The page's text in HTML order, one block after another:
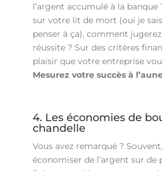
l’argent accumulé à la banque
sur votre lit de mort (oui je
penser à ça), comment
réussite ? Sur des critères
plaisir que votre entreprise
Mesurez votre succès à
4. Les économies de
chandelle
Vous avez remarqué ?
économiser de l’argent sur de